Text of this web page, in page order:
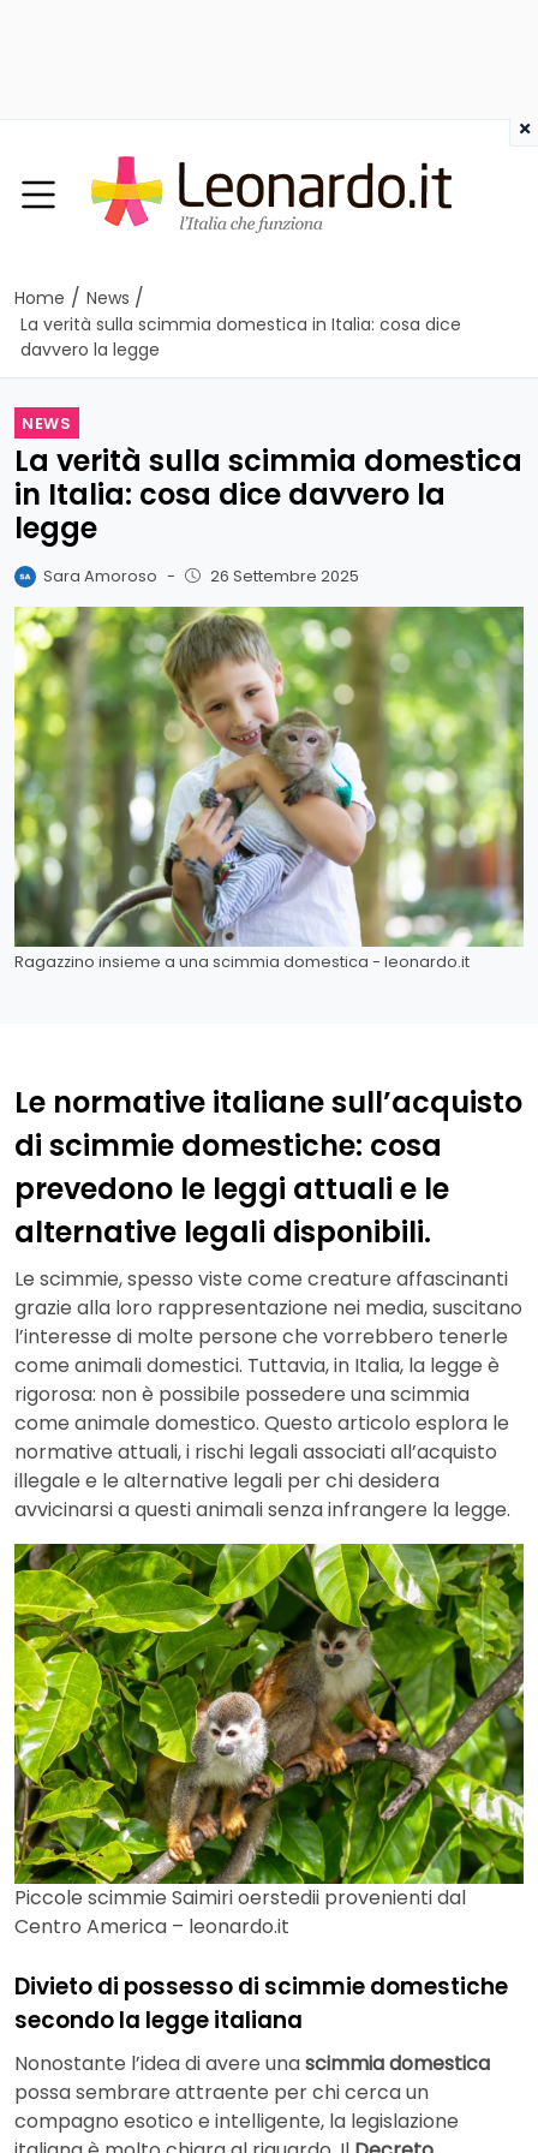
Home / News /
La verità sulla scimmia domestica in Italia: cosa dice
davvero la legge
NEWS
La verità sulla scimmia domestica
in Italia: cosa dice davvero la
legge
Sara Amoroso - 26 Settembre 2025
Ragazzino insieme a una scimmia domestica - leonardo.it
Le normative italiane sull’acquisto
di scimmie domestiche: cosa
prevedono le leggi attuali e le
alternative legali disponibili.
Le scimmie, spesso viste come creature affascinanti
grazie alla loro rappresentazione nei media, suscitano
l’interesse di molte persone che vorrebbero tenerle
come animali domestici. Tuttavia, in Italia, la legge è
rigorosa: non è possibile possedere una scimmia
come animale domestico. Questo articolo esplora le
normative attuali, i rischi legali associati all’acquisto
illegale e le alternative legali per chi desidera
avvicinarsi a questi animali senza infrangere la legge.
Piccole scimmie Saimiri oerstedii provenienti dal
Centro America – leonardo.it
Divieto di possesso di scimmie domestiche
secondo la legge italiana
Nonostante l’idea di avere unascimmia domestica
possa sembrare attraente per chi cerca un
compagno esotico e intelligente, la legislazione
×